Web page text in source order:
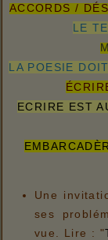
ACCORDS /
LE
LA POESIE
ECRIRE EST
Une
ses
vue. Lire : "